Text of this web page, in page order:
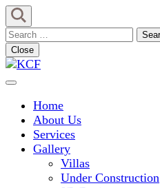
Skip
to
content
(Press
Enter)
Search
for:
Close
KCFHome
About Us
Services
Gallery
Villas
Under Construction